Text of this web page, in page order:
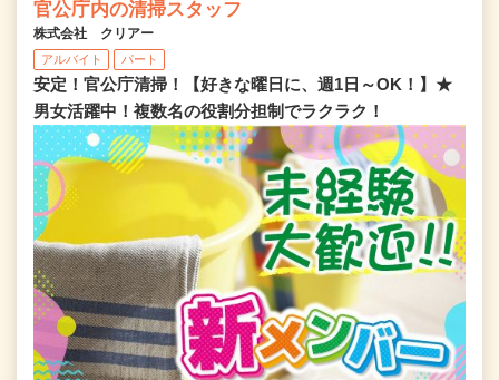
官公庁内の清掃スタッフ
株式会社 クリアー
アルバイト パート
安定！官公庁清掃！【好きな曜日に、週1日～OK！】★
男女活躍中！複数名の役割分担制でラクラク！